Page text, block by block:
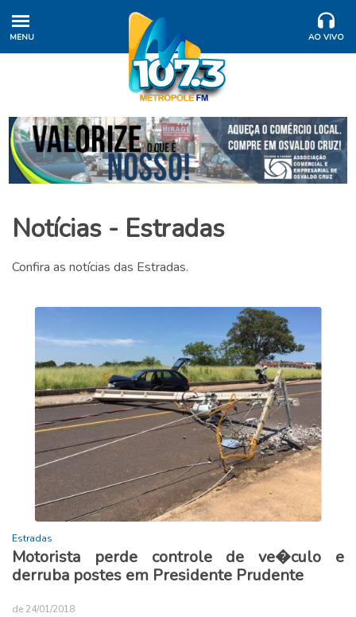
MENU AO VIVO
Notícias - Estradas
Confira as notícias das Estradas.
Estradas
Motorista perde controle de ve�culo e
derruba postes em Presidente Prudente
de 24/01/2018